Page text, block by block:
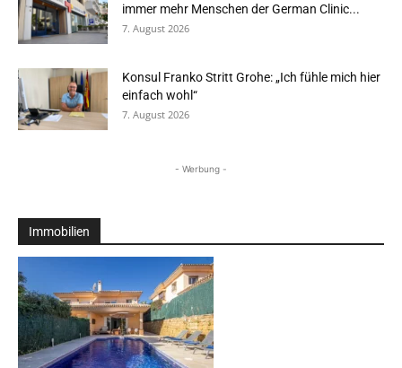
immer mehr Menschen der German Clinic...
7. August 2026
Konsul Franko Stritt Grohe: „Ich fühle mich hier
einfach wohl“
7. August 2026
- Werbung -
Immobilien